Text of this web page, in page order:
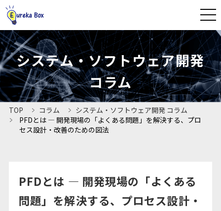
システム・ソフトウェア開発
コラム
CLOSE
HOME
ユーリカボックスとは
法人プラン
資料ダウンロード
TOP コラム
システム・ソフトウェア開発 コラム
PFDとは — 開発現場の「よくある問題」を解決する、プロ
セス設計・改善のための図法
PFDとは — 開発現場の「よくある
問題」を解決する、プロセス設計・